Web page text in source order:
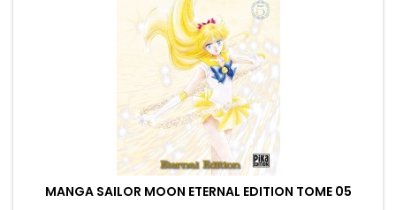
MANGA SAILOR MOON ETERNAL EDITION TOME 05